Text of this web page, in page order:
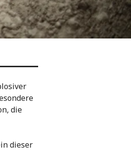
die
dieser